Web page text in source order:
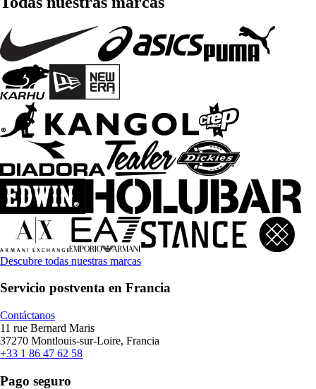
Descubre todas nuestras marcas
Servicio postventa en Francia
Contáctanos
11 rue Bernard Maris
37270 Montlouis-sur-Loire, Francia
+33 1 86 47 62 58
Pago seguro